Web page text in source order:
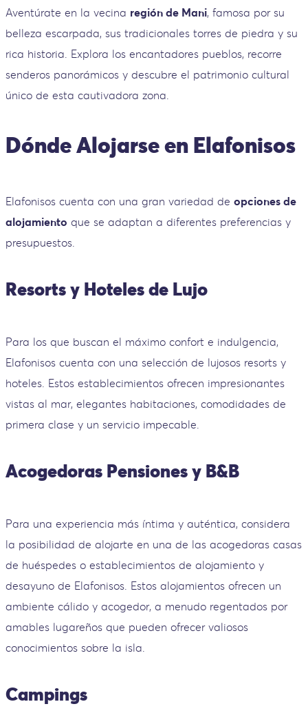
Aventúrate en la vecina región de Mani, famosa por su
belleza escarpada, sus tradicionales torres de piedra y su
rica historia. Explora los encantadores pueblos, recorre
senderos panorámicos y descubre el patrimonio cultural
único de esta cautivadora zona.
Dónde Alojarse en Elafonisos
Elafonisos cuenta con una gran variedad de opciones de
alojamiento que se adaptan a diferentes preferencias y
presupuestos.
Resorts y Hoteles de Lujo
Para los que buscan el máximo confort e indulgencia,
Elafonisos cuenta con una selección de lujosos resorts y
hoteles. Estos establecimientos ofrecen impresionantes
vistas al mar, elegantes habitaciones, comodidades de
primera clase y un servicio impecable.
Acogedoras Pensiones y B&B
Para una experiencia más íntima y auténtica, considera
la posibilidad de alojarte en una de las acogedoras casas
de huéspedes o establecimientos de alojamiento y
desayuno de Elafonisos. Estos alojamientos ofrecen un
ambiente cálido y acogedor, a menudo regentados por
amables lugareños que pueden ofrecer valiosos
conocimientos sobre la isla.
Campings